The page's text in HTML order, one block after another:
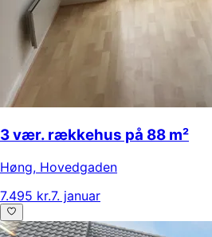
3 vær. rækkehus på 88 m²
Høng, Hovedgaden
7.495 kr.7. januar